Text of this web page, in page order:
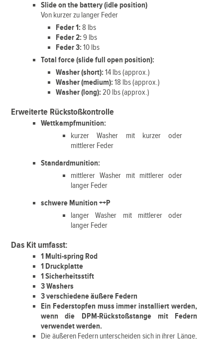
Slide on the battery (idle position)
Von kurzer zu langer Feder
Feder 1:8 lbs
Feder 2: 9 lbs
Feder 3: 10 lbs
Total force (slide full open position):
Washer (short): 14 lbs (approx.)
Washer (medium): 18 lbs (approx.)
Washer (long): 20 lbs (approx.)
Erweiterte Rückstoßkontrolle
Wettkampfmunition:
kurzer Washer mit kurzer oder
mittlerer Feder
Standardmunition:
mittlerer Washer mit mittlerer oder
langer Feder
schwere Munition ++P
langer Washer mit mittlerer oder
langer Feder
Das Kit umfasst:
1 Multi-spring Rod
1 Druckplatte
1 Sicherheitsstift
3 Washers
3 verschiedene äußere Federn
Ein Federstopfen muss immer installiert werden,
wenn die DPM-Rückstoßstange mit Federn
verwendet werden.
Die äußeren Federn unterscheiden sich in ihrer Länge,